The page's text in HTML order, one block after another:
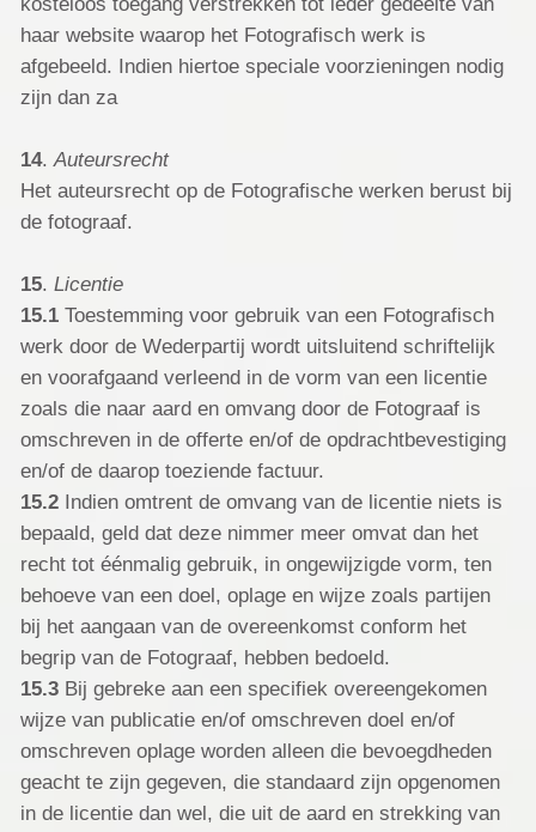
haar website waarop het Fotografisch werk is
afgebeeld. Indien hiertoe speciale voorzieningen nodig
zijn dan za
14.Auteursrecht
Het auteursrecht op de Fotografische werken berust bij
de fotograaf.
15. Licentie
15.1Toestemming voor gebruik van een Fotografisch
werk door de Wederpartij wordt uitsluitend schriftelijk
en voorafgaand verleend in de vorm van een licentie
zoals die naar aard en omvang door de Fotograaf is
omschreven in de offerte en/of de opdrachtbevestiging
en/of de daarop toeziende factuur.
15.2Indien omtrent de omvang van de licentie niets is
bepaald, geld dat deze nimmer meer omvat dan het
recht tot éénmalig gebruik, in ongewijzigde vorm, ten
behoeve van een doel, oplage en wijze zoals partijen
bij het aangaan van de overeenkomst conform het
begrip van de Fotograaf, hebben bedoeld.
15.3Bij gebreke aan een specifiek overeengekomen
wijze van publicatie en/of omschreven doel en/of
omschreven oplage worden alleen die bevoegdheden
geacht te zijn gegeven, die standaard zijn opgenomen
in de licentie dan wel, die uit de aard en strekking van